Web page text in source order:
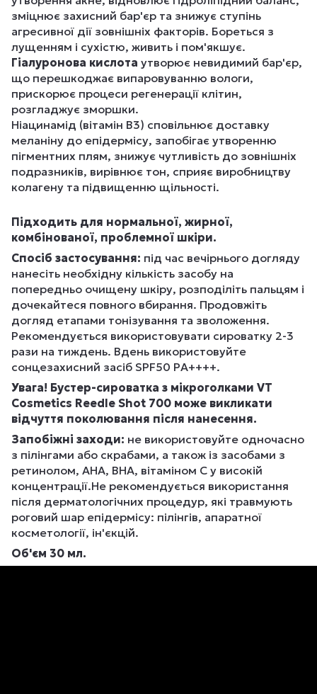
зміцнює захисний бар'єр та знижує ступінь
агресивної дії зовнішніх факторів. Бореться з
лущенням і сухістю, живить і пом'якшує.
Гіалуронова кислота утворює невидимий бар'єр,
що перешкоджає випаровуванню вологи,
прискорює процеси регенерації клітин,
розгладжує зморшки.
Ніацинамід (вітамін В3) сповільнює доставку
меланіну до епідермісу, запобігає утворенню
пігментних плям, знижує чутливість до зовнішніх
подразників, вирівнює тон, сприяє виробництву
колагену та підвищенню щільності.
Підходить для нормальної, жирної,
комбінованої, проблемної шкіри.
Спосіб застосування: під час вечірнього догляду
нанесіть необхідну кількість засобу на
попередньо очищену шкіру, розподіліть пальцям і
дочекайтеся повного вбирання. Продовжіть
догляд етапами тонізування та зволоження.
Рекомендується використовувати сироватку 2-3
рази на тиждень. Вдень використовуйте
сонцезахисний засіб SPF50 PA++++.
Увага! Бустер-сироватка з мікроголками VT
Cosmetics Reedle Shot 700 може викликати
відчуття поколювання після нанесення.
Запобіжні заходи: не використовуйте одночасно
з пілінгами або скрабами, а також із засобами з
ретинолом, AHA, BHA, вітаміном C у високій
концентрації.Не рекомендується використання
після дерматологічних процедур, які травмують
роговий шар епідермісу: пілінгів, апаратної
косметології, ін'єкцій.
Об'єм 30 мл.